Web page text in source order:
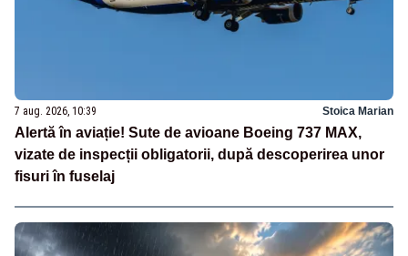
7 aug. 2026, 10:39 Stoica Marian
Alertă în aviație! Sute de avioane Boeing 737 MAX,
vizate de inspecții obligatorii, după descoperirea unor
fisuri în fuselaj